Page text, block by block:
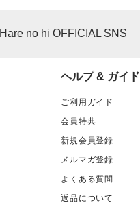
Hare no hi OFFICIAL SNS
ヘルプ & ガイド
ご利用ガイド
会員特典
新規会員登録
メルマガ登録
よくある質問
返品について